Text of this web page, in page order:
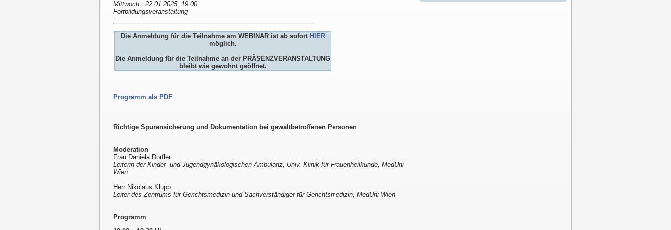
Mittwoch , 22.01.2025, 19:00
Fortbildungsveranstaltung
Die Anmeldung für die Teilnahme am WEBINAR ist ab sofort HIER
möglich.
Die Anmeldung für die Teilnahme an der PRÄSENZVERANSTALTUNG
bleibt wie gewohnt geöffnet.
Programm als PDF
Richtige Spurensicherung und Dokumentation bei gewaltbetroffenen Personen
Moderation
Frau Daniela Dörfler
Leiterin der Kinder- und Jugendgynäkologischen Ambulanz, Univ.-Klinik für Frauenheilkunde, MedUni
Wien
Herr Nikolaus Klupp
Leiter des Zentrums für Gerichtsmedizin und Sachverständiger für Gerichtsmedizin, MedUni Wien
Programm